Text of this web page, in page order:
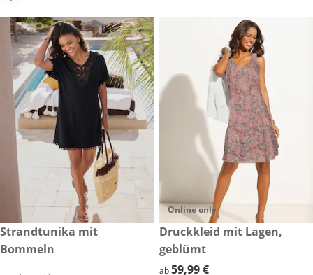
49,99 €
Strandtunika mit
Bommeln
Online only
59,99 €
Druckkleid mit Lagen,
geblümt
59,99 €
ab59,99 €